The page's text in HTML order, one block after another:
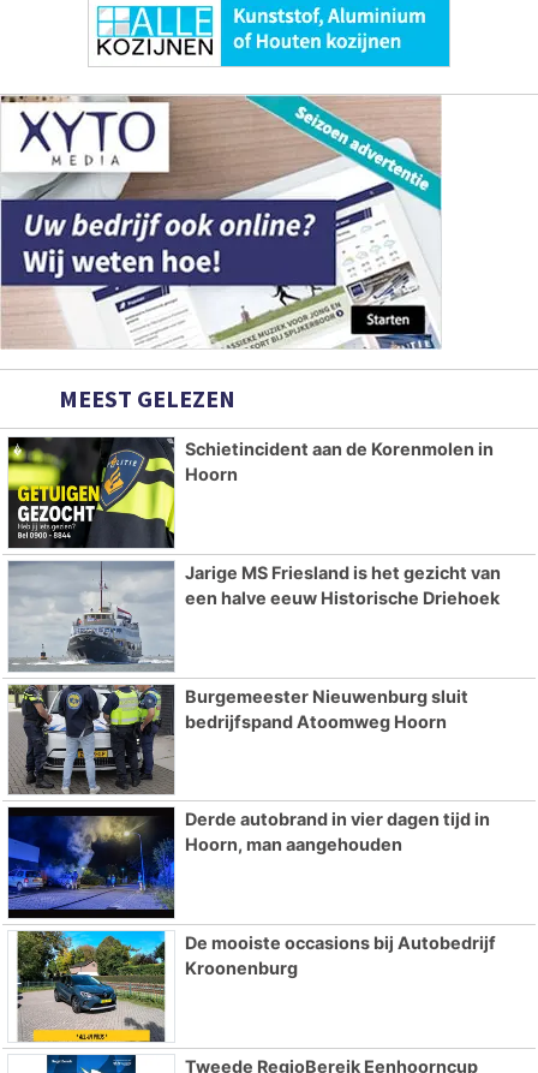
MEEST GELEZEN
Schietincident aan de Korenmolen in
Hoorn
Jarige MS Friesland is het gezicht van
een halve eeuw Historische Driehoek
Burgemeester Nieuwenburg sluit
bedrijfspand Atoomweg Hoorn
Derde autobrand in vier dagen tijd in
Hoorn, man aangehouden
De mooiste occasions bij Autobedrijf
Kroonenburg
Tweede RegioBereik Eenhoorncup